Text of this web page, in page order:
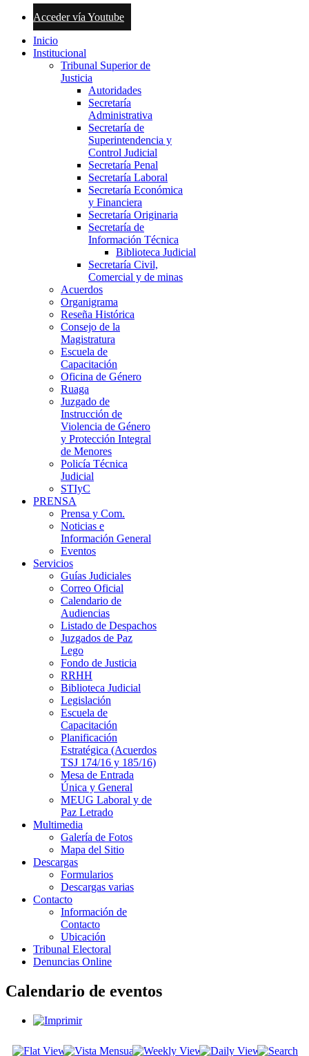
Acceder vía Youtube
Inicio
Institucional
Tribunal Superior de
Justicia
Autoridades
Secretaría
Administrativa
Secretaría de
Superintendencia y
Control Judicial
Secretaría Penal
Secretaría Laboral
Secretaría Económica
y Financiera
Secretaría Originaria
Secretaría de
Información Técnica
Biblioteca Judicial
Secretaría Civil,
Comercial y de minas
Acuerdos
Organigrama
Reseña Histórica
Consejo de la
Magistratura
Escuela de
Capacitación
Oficina de Género
Ruaga
Juzgado de
Instrucción de
Violencia de Género
y Protección Integral
de Menores
Policía Técnica
Judicial
STIyC
PRENSA
Prensa y Com.
Noticias e
Información General
Eventos
Servicios
Guías Judiciales
Correo Oficial
Calendario de
Audiencias
Listado de Despachos
Juzgados de Paz
Lego
Fondo de Justicia
RRHH
Biblioteca Judicial
Legislación
Escuela de
Capacitación
Planificación
Estratégica (Acuerdos
TSJ 174/16 y 185/16)
Mesa de Entrada
Única y General
MEUG Laboral y de
Paz Letrado
Multimedia
Galería de Fotos
Mapa del Sitio
Descargas
Formularios
Descargas varias
Contacto
Información de
Contacto
Ubicación
Tribunal Electoral
Denuncias Online
Calendario de eventos